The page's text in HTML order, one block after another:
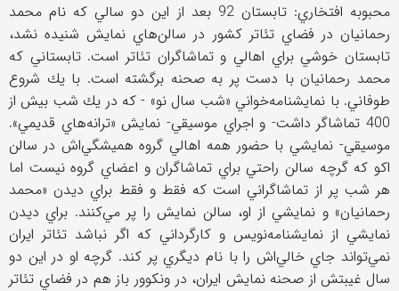
محبوبه افتخاري: تابستان 92 بعد از اين دو سالي كه نام محمد
رحمانيان در فضاي تئاتر كشور در سالن‌هاي نمايش شنيده نشد،
تابستان خوشي براي اهالي و تماشاگران تئاتر است. تابستاني كه
محمد رحمانيان با دست پر به صحنه برگشته است. با يك شروع
طوفاني. با نمايشنامه‌خواني «شب سال نو» - كه در يك شب بيش ‌از
400 تماشاگر داشت- و اجراي موسيقي- نمايش «ترانه‌هاي قديمي».
موسيقي- نمايشي با حضور همه اهالي گروه هميشگي‌اش در سالن
اكو كه گرچه سالن راحتي براي تماشاگران و اعضاي گروه نيست اما
هر شب پر از تماشاگراني است كه فقط و فقط براي ديدن «محمد
رحمانيان» و نمايشي از او، سالن نمايش را پر مي‌كنند. براي ديدن
نمايشي از نمايشنامه‌نويس و كارگرداني كه اگر نباشد تئاتر ايران‌
نمي‌تواند جاي خالي‌اش را با نام ديگري پر كند. گرچه او در اين دو
سال غيبتش از صحنه نمايش ايران، در ونكوور باز هم در فضاي تئاتر